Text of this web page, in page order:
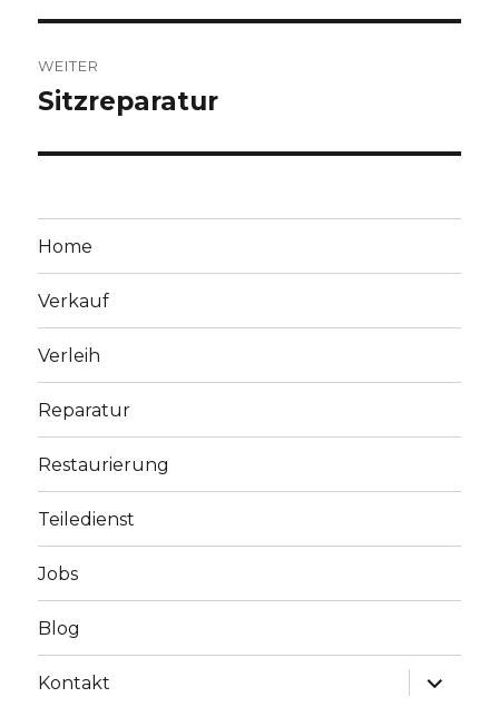
WEITER
Nächster
Sitzreparatur
Home
Verkauf
Verleih
Reparatur
Restaurierung
Teiledienst
Jobs
Blog
Kontakt